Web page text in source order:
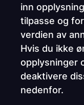
inn
tilpasse og
verdien av
Hvis du ikke
opplysninger
deaktivere
nedenfor.